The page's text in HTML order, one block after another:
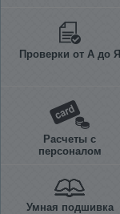
Проверки от А до Я
Расчеты с
персоналом
Умная подшивка